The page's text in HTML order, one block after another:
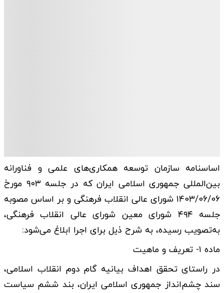
اساسنامه سازمان توسعه همکاری‌­های علمی و فناورانه
بین‌المللی جمهوری اسلامی ایران که در جلسه ۹۰۳ مورخ
۱۴۰۳/۰۶/۰۶ شورای عالی انقلاب فرهنگی و بر اساس مصوبه
جلسه ۴۹۴ شورای معین شورای عالی انقلاب فرهنگی،
به‌تصویب رسیده، به شرح ذیل برای اجرا ابلاغ می‌شود:
ماده ۱- تعریف و ماهیت
در راستای تحقق اهداف بیانیه گام دوم انقلاب اسلامی،
سند چشم‌­انداز جمهوری اسلامی ایران، بند ششم سیاست­‌